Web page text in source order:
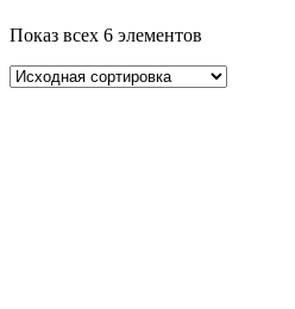
Показ всех 6 элементов